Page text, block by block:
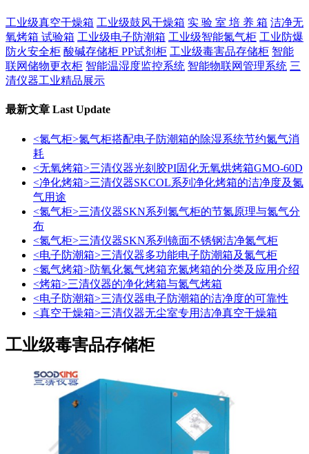
工业级真空干燥箱 工业级鼓风干燥箱 实 验 室 培 养 箱 洁净无
氧烤箱 试验箱 工业级电子防潮箱 工业级智能氮气柜 工业防爆
防火安全柜 酸碱存储柜 PP试剂柜 工业级毒害品存储柜 智能
联网储物更衣柜 智能温湿度监控系统 智能物联网管理系统 三
清仪器工业精品展示
最新文章 Last Update
<氮气柜>氮气柜搭配电子防潮箱的除湿系统节约氮气消
耗
<无氧烤箱>三清仪器光刻胶PI固化无氧烘烤箱GMO-60D
<净化烤箱>三清仪器SKCOL系列净化烤箱的洁净度及氮
气用途
<氮气柜>三清仪器SKN系列氮气柜的节氮原理与氮气分
布
<氮气柜>三清仪器SKN系列镜面不锈钢洁净氮气柜
<电子防潮箱>三清仪器多功能电子防潮箱及氮气柜
<氮气烤箱>防氧化氮气烤箱充氮烤箱的分类及应用介绍
<烤箱>三清仪器的净化烤箱与氮气烤箱
<电子防潮箱>三清仪器电子防潮箱的洁净度的可靠性
<真空干燥箱>三清仪器无尘室专用洁净真空干燥箱
工业级毒害品存储柜